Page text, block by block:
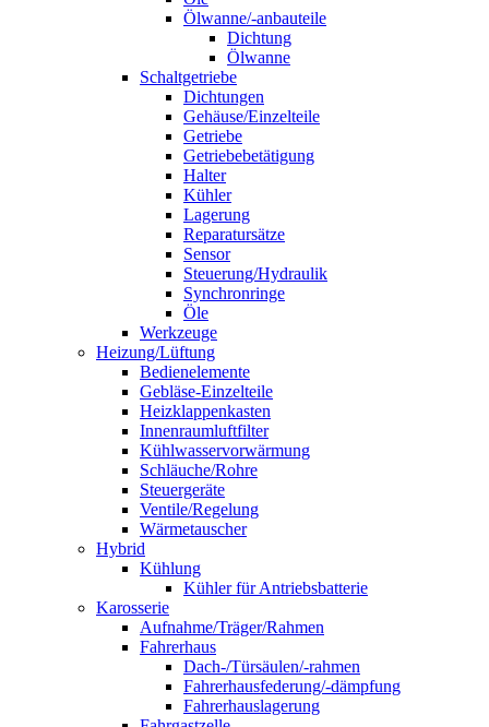
Ölwanne/-anbauteile
Dichtung
Ölwanne
Schaltgetriebe
Dichtungen
Gehäuse/Einzelteile
Getriebe
Getriebebetätigung
Halter
Kühler
Lagerung
Reparatursätze
Sensor
Steuerung/Hydraulik
Synchronringe
Öle
Werkzeuge
Heizung/Lüftung
Bedienelemente
Gebläse-Einzelteile
Heizklappenkasten
Innenraumluftfilter
Kühlwasservorwärmung
Schläuche/Rohre
Steuergeräte
Ventile/Regelung
Wärmetauscher
Hybrid
Kühlung
Kühler für Antriebsbatterie
Karosserie
Aufnahme/Träger/Rahmen
Fahrerhaus
Dach-/Türsäulen/-rahmen
Fahrerhausfederung/-dämpfung
Fahrerhauslagerung